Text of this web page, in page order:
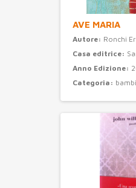
AVE MARIA
Autore: Ronchi
Casa editrice:
Anno Edizione:
Categoria: